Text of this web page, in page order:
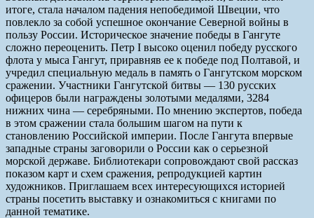
итоге, стала началом падения непобедимой Швеции, что
повлекло за собой успешное окончание Северной войны в
пользу России. Историческое значение победы в Гангуте
сложно переоценить. Петр I высоко оценил победу русского
флота у мыса Гангут, приравняв ее к победе под Полтавой, и
учредил специальную медаль в память о Гангутском морском
сражении. Участники Гангутской битвы — 130 русских
офицеров были награждены золотыми медалями, 3284
нижних чина — серебряными. По мнению экспертов, победа
в этом сражении стала большим шагом на пути к
становлению Российской империи. После Гангута впервые
западные страны заговорили о России как о серьезной
морской державе. Библиотекари сопровождают свой рассказ
показом карт и схем сражения, репродукцией картин
художников. Приглашаем всех интересующихся историей
страны посетить выставку и ознакомиться с книгами по
данной тематике.